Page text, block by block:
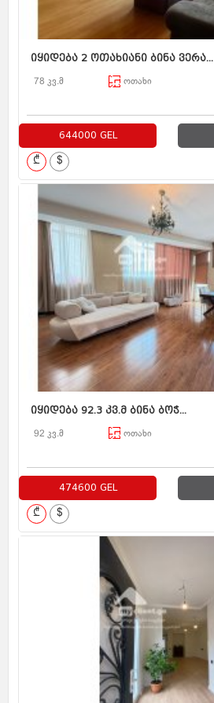
იყიდება 2 ოთახიანი ბინა ვერა...
78 კვ.მ ოთახი
644000 GEL
₾ $
იყიდება 92.3 კვ.მ ბინა ბოჭ...
92 კვ.მ ოთახი
474600 GEL
₾ $